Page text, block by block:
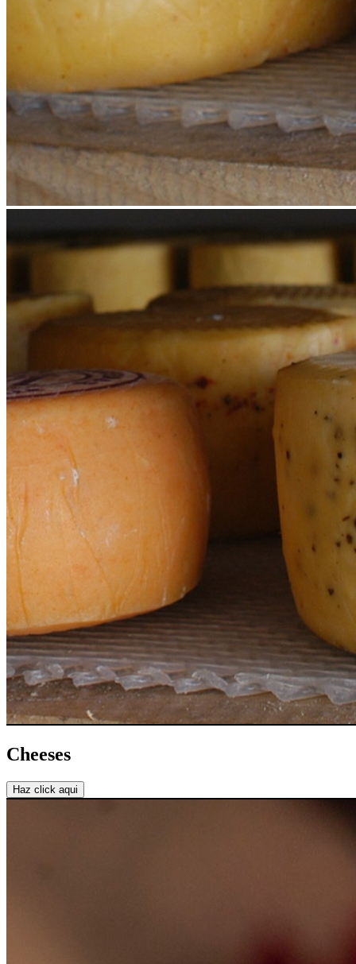
Cheeses
Haz click aqui